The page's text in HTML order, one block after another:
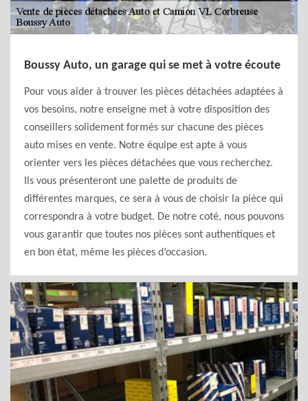
Boussy Auto, un garage qui se met à votre écoute
Pour vous aider à trouver les pièces détachées adaptées à
vos besoins, notre enseigne met à votre disposition des
conseillers solidement formés sur chacune des pièces
auto mises en vente. Notre équipe est apte à vous
orienter vers les pièces détachées que vous recherchez.
Ils vous présenteront une palette de produits de
différentes marques, ce sera à vous de choisir la pièce qui
correspondra à votre budget. De notre coté, nous pouvons
vous garantir que toutes nos pièces sont authentiques et
en bon état, même les pièces d’occasion.